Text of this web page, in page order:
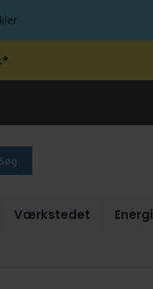
Søg
Værkstedet Energi